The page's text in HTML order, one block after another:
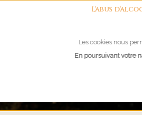
L'abus
Les cookies nous
En poursuivant votre